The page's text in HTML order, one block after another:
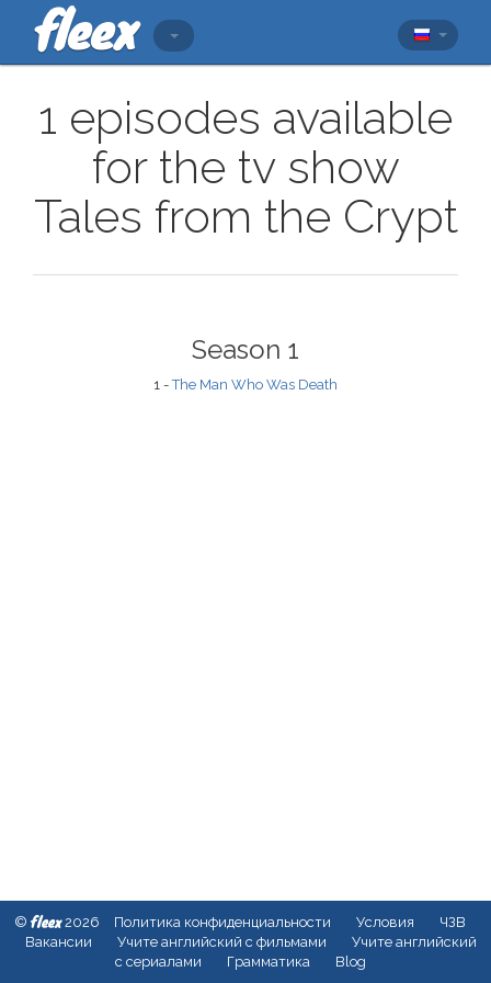
1 episodes available
for the tv show
Tales from the Crypt
Season 1
1 -The Man Who Was Death
© fleex2026 Политика конфиденциальности Условия
ЧЗВ
Вакансии
Учите английский с фильмами
Учите английский
с сериалами
Грамматика Blog